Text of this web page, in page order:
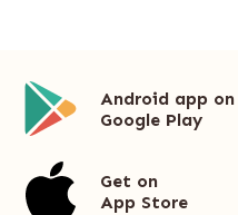
Android app on
Google Play
Get on
App Store